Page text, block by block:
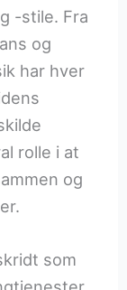
-stile. Fra
og
har hver
rolle i at
og
som